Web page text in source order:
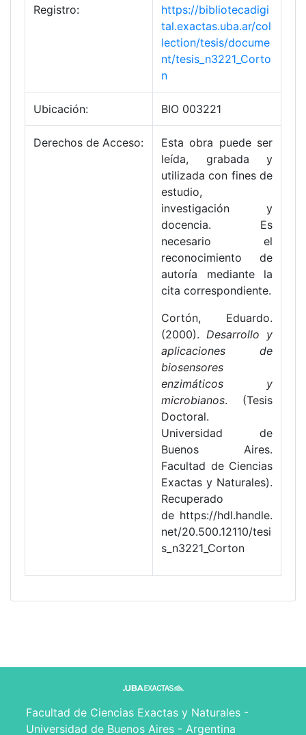
Registro:
https://bibliotecadigi
tal.exactas.uba.ar/col
lection/tesis/docume
nt/tesis_n3221_Corto
n
Ubicación: BIO 003221
Derechos de Acceso:
Esta obra puede ser
leída, grabada y
utilizada con fines de
estudio,
investigación y
docencia. Es
necesario el
reconocimiento de
autoría mediante la
cita correspondiente.
Cortón, Eduardo.
(2000). Desarrollo y
aplicaciones de
biosensores
enzimáticos y
microbianos. (Tesis
Doctoral.
Universidad de
Buenos Aires.
Facultad de Ciencias
Exactas y Naturales).
Recuperado
de https://hdl.handle.
net/20.500.12110/tesi
s_n3221_Corton
Facultad de Ciencias Exactas y Naturales -
Universidad de Buenos Aires - Argentina